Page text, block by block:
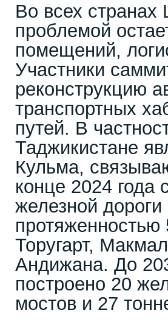
Во всех странах
проблемой
помещений,
Участники
реконструкцию
транспортных
путей. В
Таджикистане
Кульма,
конце 2024 года
железной
протяженностью
Торугарт,
Андижана. До
построено 20
мостов и 27